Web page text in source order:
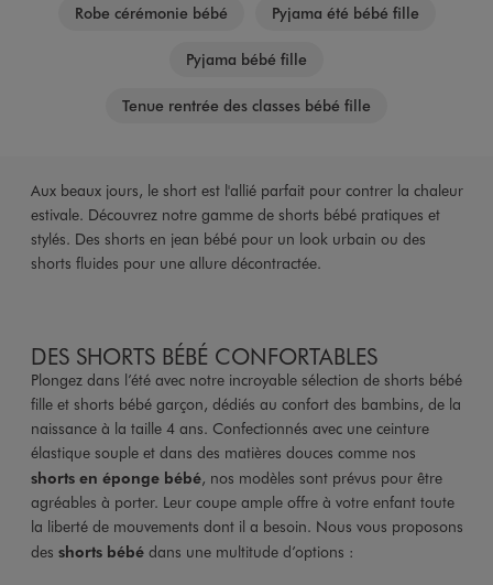
Robe cérémonie bébé Pyjama été bébé fille
Pyjama bébé fille
Tenue rentrée des classes bébé fille
Aux beaux jours, le short est l'allié parfait pour contrer la chaleur
estivale. Découvrez notre gamme de shorts bébé pratiques et
stylés. Des shorts en jean bébé pour un look urbain ou des
shorts fluides pour une allure décontractée.
DES SHORTS BÉBÉ CONFORTABLES
Plongez dans l’été avec notre incroyable sélection de shorts bébé
fille et shorts bébé garçon, dédiés au confort des bambins, de la
naissance à la taille 4 ans. Confectionnés avec une ceinture
élastique souple et dans des matières douces comme nos
shorts en éponge bébé, nos modèles sont prévus pour être
agréables à porter. Leur coupe ample offre à votre enfant toute
la liberté de mouvements dont il a besoin. Nous vous proposons
des shorts bébédans une multitude d’options :